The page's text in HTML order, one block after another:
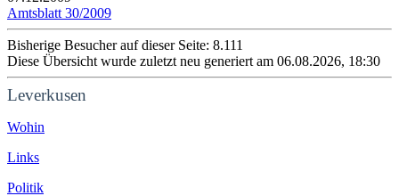
Amtsblatt 30/2009
Bisherige Besucher auf dieser Seite: 8.111
Diese Übersicht wurde zuletzt neu generiert am 06.08.2026, 18:30
Leverkusen
Wohin
Links
Politik